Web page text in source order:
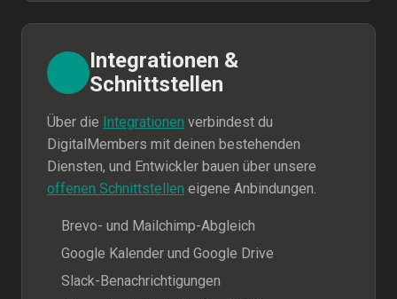
Integrationen &
Schnittstellen
Über die Integrationen verbindest du
DigitalMembers mit deinen bestehenden
Diensten, und Entwickler bauen über unsere
offenen Schnittstellen eigene Anbindungen.
Brevo- und Mailchimp-Abgleich
Google Kalender und Google Drive
Slack-Benachrichtigungen